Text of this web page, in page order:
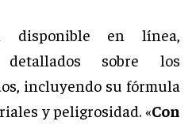
disponible en línea,
sobre los
incluyendo su fórmula
y peligrosidad. «Con